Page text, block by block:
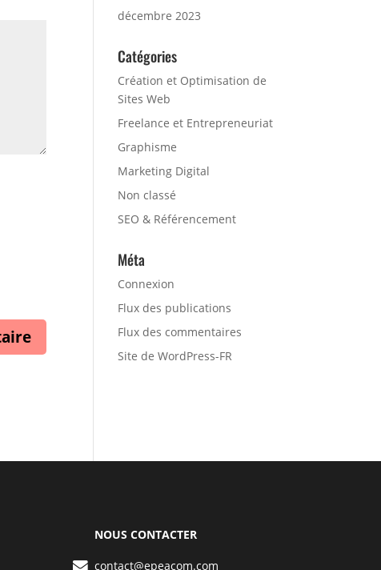
décembre 2023
Catégories
Création et Optimisation de
Sites Web
Freelance et Entrepreneuriat
Graphisme
Marketing Digital
Non classé
SEO & Référencement
Méta
Connexion
Flux des publications
Flux des commentaires
Site de WordPress-FR
NOUS CONTACTER
contact@epeacom.com